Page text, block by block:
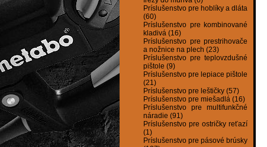
Príslušenstvo pre hoblíky a dláta
(60)
Príslušenstvo pre kombinované
kladivá (16)
Príslušenstvo pre prestrihovače
a nožnice na plech (23)
Príslušenstvo pre teplovzdušné
pištole (9)
Príslušenstvo pre lepiace pištole
(21)
Príslušenstvo pre leštičky (57)
Príslušenstvo pre miešadlá (16)
Príslušenstvo pre multifunkčné
náradie (91)
Príslušenstvo pre ostričky reťazí
(1)
Príslušenstvo pre pásové brúsky